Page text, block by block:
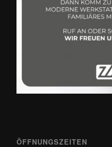
ÖFFNUNGSZEITEN